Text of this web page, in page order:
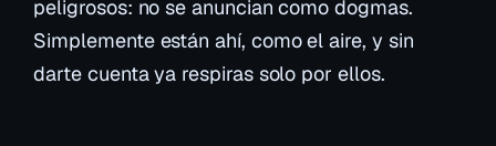
peligrosos: no se anuncian como dogmas.
Simplemente están ahí, como el aire, y sin
darte cuenta ya respiras solo por ellos.